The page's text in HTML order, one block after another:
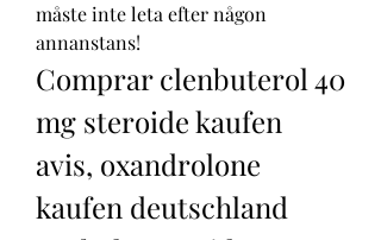
måste inte leta efter någon
annanstans!
Comprar clenbuterol 40
mg steroide kaufen
avis, oxandrolone
kaufen deutschland